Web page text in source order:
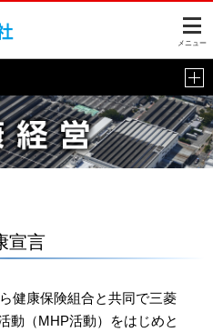
メニュー
宣言
健康保険組合と共同で三菱
動（MHP活動）をはじめと